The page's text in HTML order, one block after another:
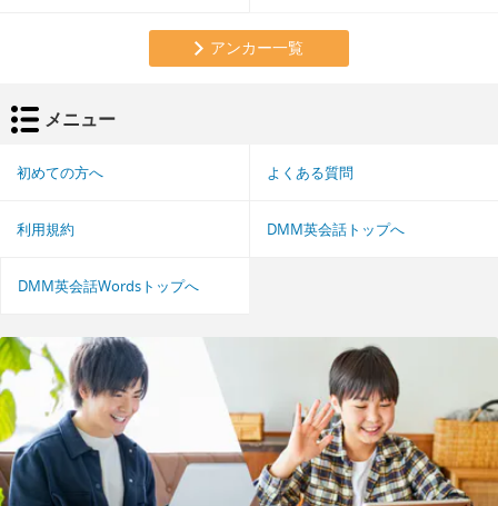
アンカー一覧
メニュー
初めての方へ よくある質問
利用規約 DMM英会話トップへ
DMM英会話Wordsトップへ